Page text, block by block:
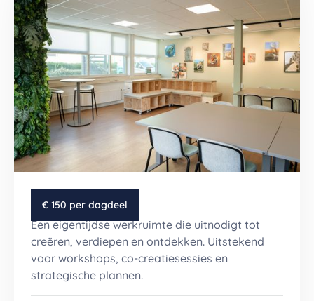
Het Atelier
Een eigentijdse werkruimte die uitnodigt tot
creëren, verdiepen en ontdekken. Uitstekend
voor workshops, co-creatiesessies en
strategische plannen.
€ 150 per dagdeel